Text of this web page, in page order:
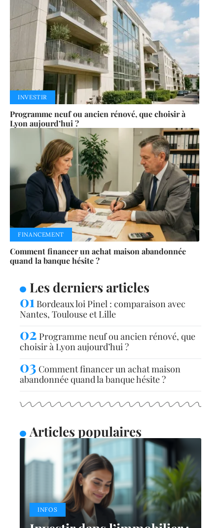
INVESTIR
Programme neuf ou ancien rénové, que choisir à
Lyon aujourd’hui ?
FINANCEMENT
Comment financer un achat maison abandonnée
quand la banque hésite ?
Les derniers articles
Bordeaux loi Pinel : comparaison avec
Nantes, Toulouse et Lille
Programme neuf ou ancien rénové, que
choisir à Lyon aujourd’hui ?
Comment financer un achat maison
abandonnée quand la banque hésite ?
Articles populaires
INFOS